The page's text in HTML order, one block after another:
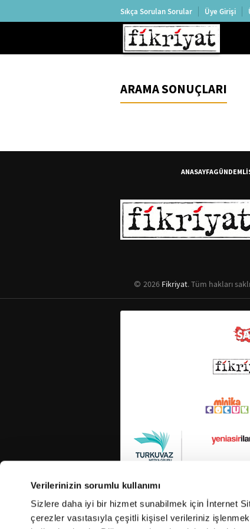
Verilerinizin sorumlu kullanımı
Sizlere daha iyi bir hizmet sunabilmek için İnternet
çerezler vasıtasıyla çeşitli kişisel verileriniz
Sıkça Sorulan Sorular Üye Girişi
ARAMA SONUÇLARI
ANASAYFAGÜNDEM
2026 Fikriyat. Tüm hakları